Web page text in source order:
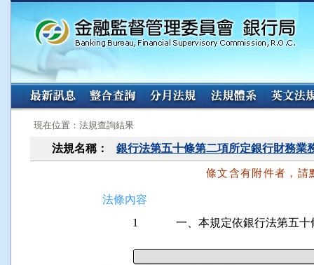
:::
現在位置：法規查詢結果
法規名稱： 銀行法第五十條第二項所定銀行財務業
條文含有附件者，請
法條內容
1
一、本規定依銀行法第五